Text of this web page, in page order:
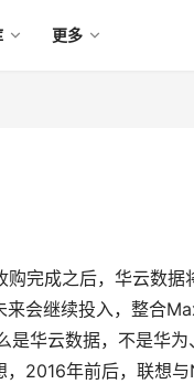
更多
购完成之后，华云数
会继续投入，整合
华云数据，不是华
，2016年前后，联想